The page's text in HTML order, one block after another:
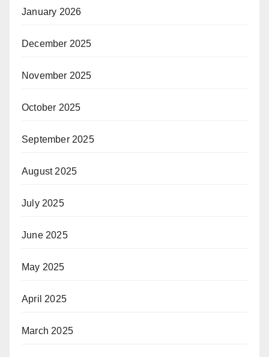
January 2026
December 2025
November 2025
October 2025
September 2025
August 2025
July 2025
June 2025
May 2025
April 2025
March 2025